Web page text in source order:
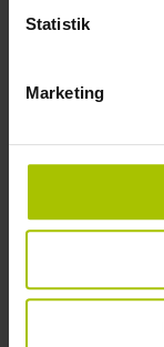
Statistik
Marketing